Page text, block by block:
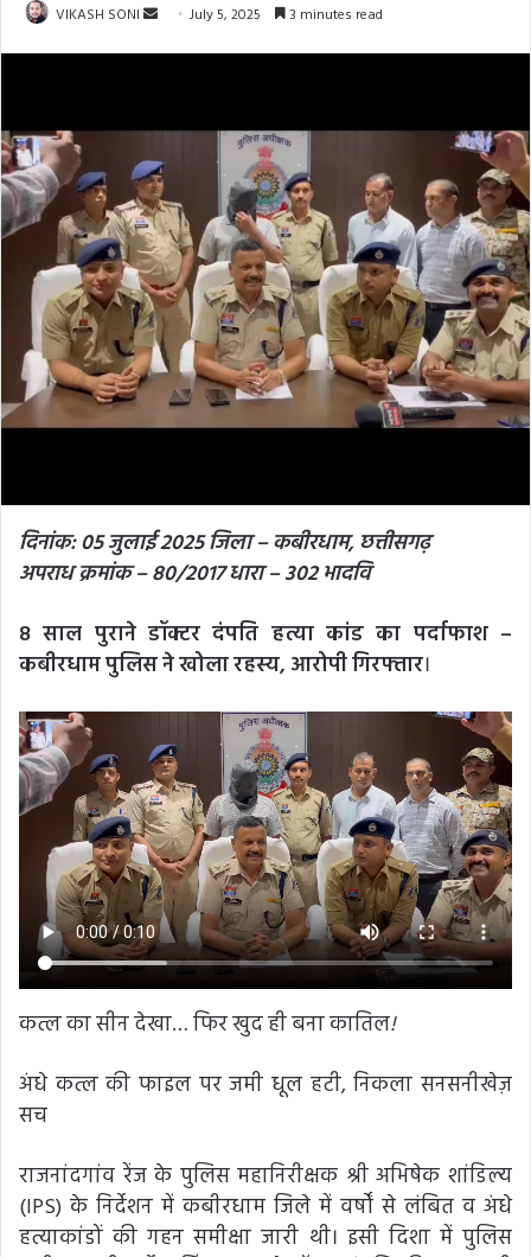
VIKASH SONI
Send July 5, 2025 3 minutes read
दिनांक: 05 जुलाई 2025 जिला – कबीरधाम, छत्तीसगढ़
अपराध क्रमांक – 80/2017 धारा – 302 भादवि
8 साल पुराने डॉक्टर दंपति हत्या कांड का पर्दाफाश –
कबीरधाम पुलिस ने खोला रहस्य, आरोपी गिरफ्तार।
कत्ल का सीन देखा… फिर खुद ही बना कातिल!
अंधे कत्ल की फाइल पर जमी धूल हटी, निकला सनसनीखेज़
सच
राजनांदगांव रेंज के पुलिस महानिरीक्षक श्री अभिषेक शांडिल्य
(IPS) के निर्देशन में कबीरधाम जिले में वर्षों से लंबित व अंधे
हत्याकांडों की गहन समीक्षा जारी थी। इसी दिशा में पुलिस